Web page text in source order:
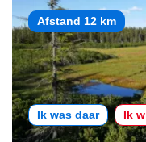
Afstand 12 km
Ik was daar Ik